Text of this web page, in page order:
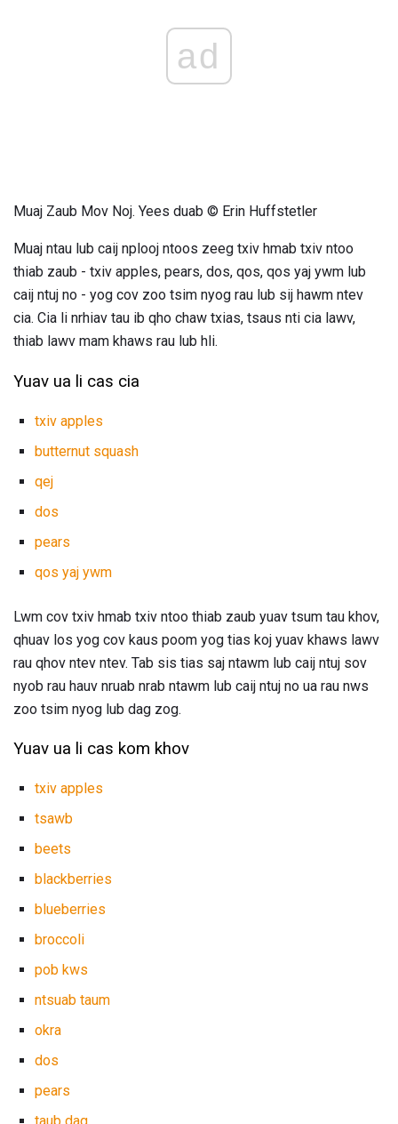
ad
Muaj Zaub Mov Noj. Yees duab © Erin Huffstetler
Muaj ntau lub caij nplooj ntoos zeeg txiv hmab txiv ntoo
thiab zaub - txiv apples, pears, dos, qos, qos yaj ywm lub
caij ntuj no - yog cov zoo tsim nyog rau lub sij hawm ntev
cia. Cia li nrhiav tau ib qho chaw txias, tsaus nti cia lawv,
thiab lawv mam khaws rau lub hli.
Yuav ua li cas cia
txiv apples
butternut squash
qej
dos
pears
qos yaj ywm
Lwm cov txiv hmab txiv ntoo thiab zaub yuav tsum tau khov,
qhuav los yog cov kaus poom yog tias koj yuav khaws lawv
rau qhov ntev ntev. Tab sis tias saj ntawm lub caij ntuj sov
nyob rau hauv nruab nrab ntawm lub caij ntuj no ua rau nws
zoo tsim nyog lub dag zog.
Yuav ua li cas kom khov
txiv apples
tsawb
beets
blackberries
blueberries
broccoli
pob kws
ntsuab taum
okra
dos
pears